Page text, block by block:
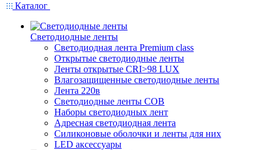
Каталог
Светодиодные ленты
Светодиодная лента Premium class
Открытые светодиодные ленты
Ленты открытые CRI>98 LUX
Влагозащищенные светодиодные ленты
Лента 220в
Светодиодные ленты COB
Наборы светодиодных лент
Адресная светодиодная лента
Силиконовые оболочки и ленты для них
LED аксессуары